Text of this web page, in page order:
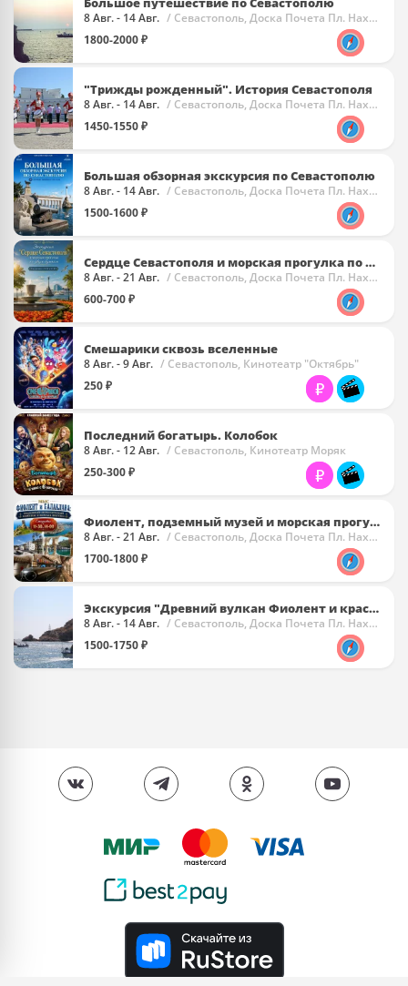
8 Авг. - 14 Авг. / Севастополь, Доска Почета Пл. Нахимова
1800-2000 ₽
"Трижды рожденный". История Севастополя
8 Авг. - 14 Авг. / Севастополь, Доска Почета Пл. Нахимова
1450-1550 ₽
Большая обзорная экскурсия по Севастополю
8 Авг. - 14 Авг. / Севастополь, Доска Почета Пл. Нахимова
1500-1600 ₽
Сердце Севастополя и морская прогулка по двум бухтам
8 Авг. - 21 Авг. / Севастополь, Доска Почета Пл. Нахимова
600-700 ₽
Смешарики сквозь вселенные
8 Авг. - 9 Авг. / Севастополь, Кинотеатр "Октябрь"
250 ₽
Последний богатырь. Колобок
8 Авг. - 12 Авг. / Севастополь, Кинотеатр Моряк
250-300 ₽
Фиолент, подземный музей и морская прогулка в Балаклаве
8 Авг. - 21 Авг. / Севастополь, Доска Почета Пл. Нахимова
1700-1800 ₽
Экскурсия "Древний вулкан Фиолент и красавица Балаклава"
8 Авг. - 14 Авг. / Севастополь, Доска Почета Пл. Нахимова
1500-1750 ₽